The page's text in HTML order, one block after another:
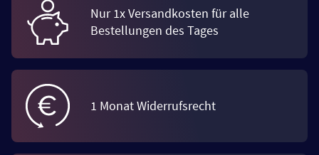
Nur 1x Versandkosten für alle
Bestellungen des Tages
1 Monat Widerrufsrecht